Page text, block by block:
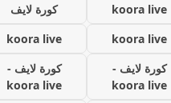
koora live
كورة لايف
koora live
koora live
كورة لايف -
koora live
كورة لايف -
koora live